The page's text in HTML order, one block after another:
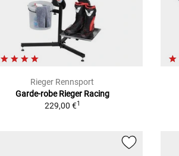
Rieger Rennsport
Garde-robe Rieger Racing
229,00 €1